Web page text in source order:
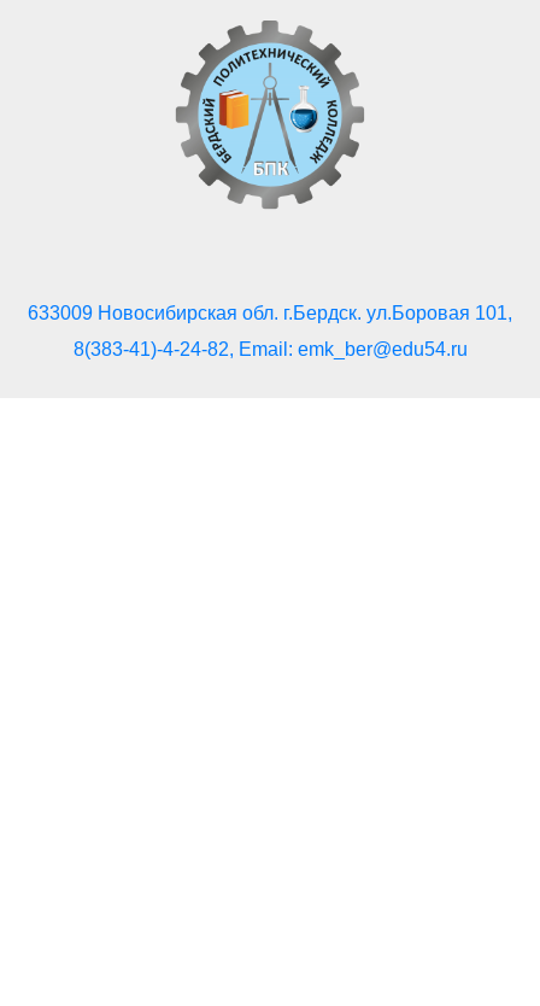
633009 Новосибирская обл. г.Бердск. ул.Боровая 101,
8(383-41)-4-24-82, Email: emk_ber@edu54.ru